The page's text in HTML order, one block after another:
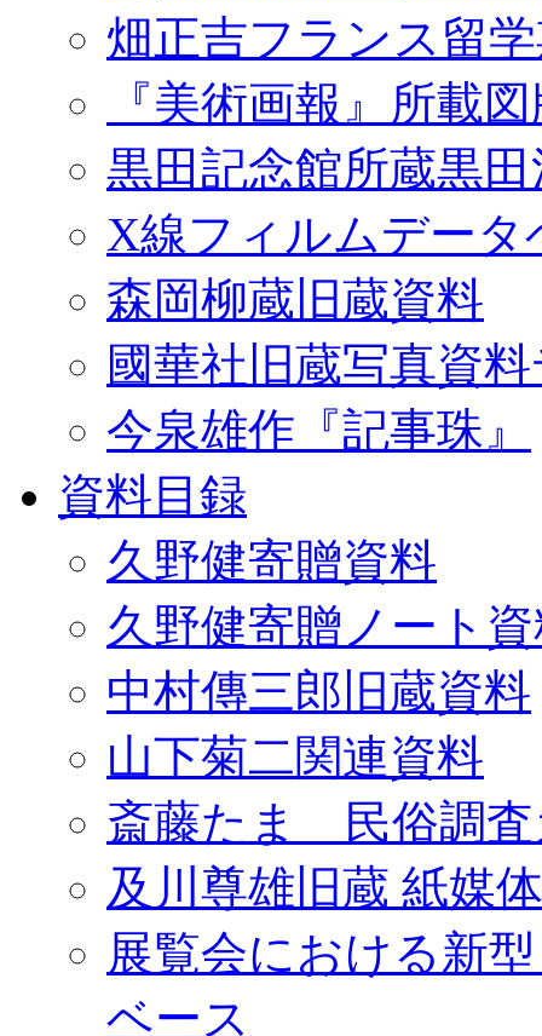
畑正吉フランス留
『美術画報』所載
黒田記念館所蔵黒
X線フィルムデータ
森岡柳蔵旧蔵資料
國華社旧蔵写真資
今泉雄作『記事珠』
資料目録
久野健寄贈資料
久野健寄贈ノート
中村傳三郎旧蔵資料
山下菊二関連資料
斎藤たま 民俗調査
及川尊雄旧蔵 紙媒
展覧会における新
ベース